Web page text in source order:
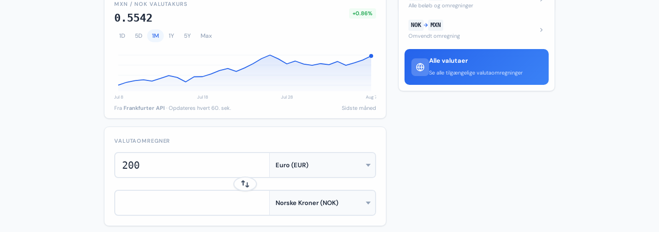
MXN / NOK VALUTAKURS
0.5542 +0.86%
1D 5D 1M 1Y 5Y Max
Fra Frankfurter API · Opdateres hvert 60. sek. Sidste måned
VALUTAOMREGNER
Alle beløb og omregninger
NOK → MXN
Omvendt omregning
Alle valutaer
Se alle tilgængelige valutaomregninger